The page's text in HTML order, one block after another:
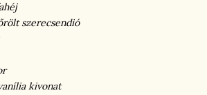
szerecsendió
kivonat